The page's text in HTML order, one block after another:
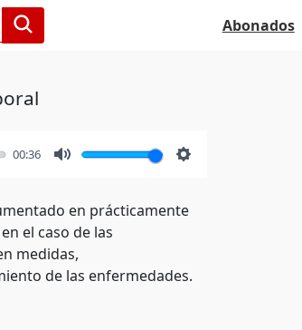
Abonados
00:36
en prácticamente
el caso de las
medidas,
de las enfermedades.